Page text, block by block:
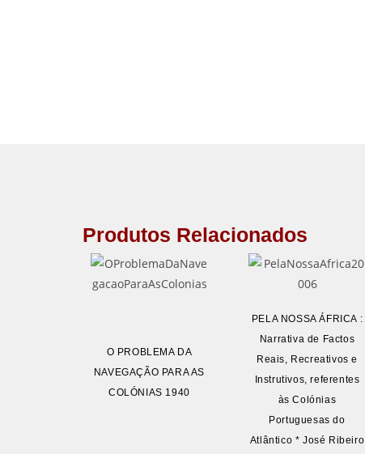
Produtos Relacionados
O PROBLEMA DA
NAVEGAÇÃO PARA AS
COLÓNIAS 1940
PELA NOSSA ÁFRICA :
Narrativa de Factos
Reais, Recreativos e
Instrutivos, referentes
às Colónias
Portuguesas do
Atlântico * José Ribeiro